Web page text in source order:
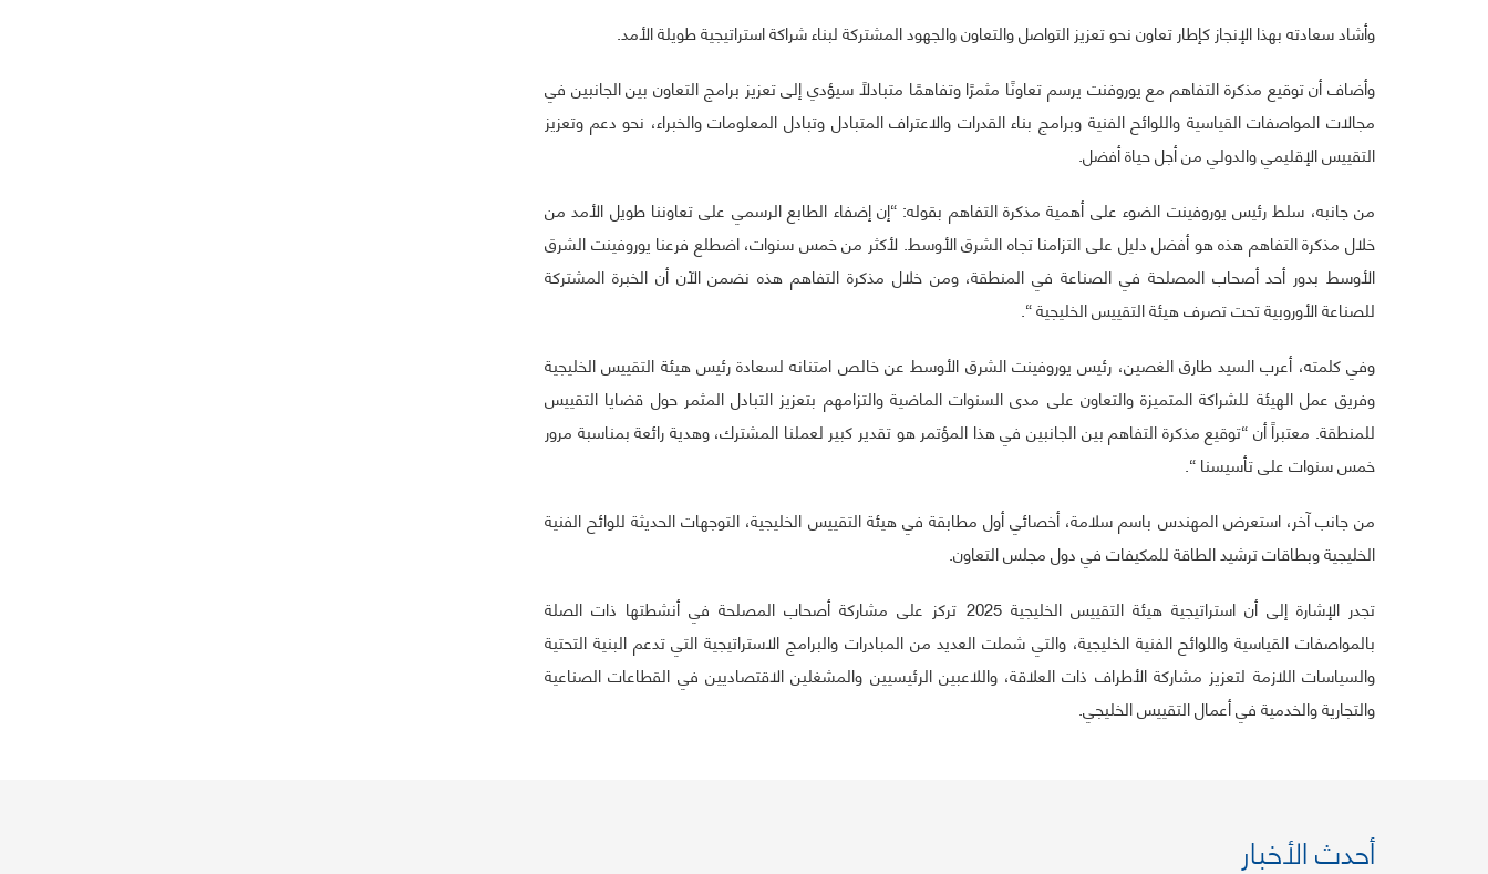
وأشاد سعادته بهذا الإنجاز كإطار تعاون نحو تعزيز التواصل والتعاون والجهود المشتركة لبناء شراكة استراتيجية طويلة الأمد.
وأضاف أن توقيع مذكرة التفاهم مع يوروفنت يرسم تعاونًا مثمرًا وتفاهمًا متبادلًا سيؤدي إلى تعزيز برامج التعاون بين الجانبين في
مجالات المواصفات القياسية واللوائح الفنية وبرامج بناء القدرات والاعتراف المتبادل وتبادل المعلومات والخبراء، نحو دعم وتعزيز
التقييس الإقليمي والدولي من أجل حياة أفضل.
من جانبه، سلط رئيس يوروفينت الضوء على أهمية مذكرة التفاهم بقوله: “إن إضفاء الطابع الرسمي على تعاوننا طويل الأمد من
خلال مذكرة التفاهم هذه هو أفضل دليل على التزامنا تجاه الشرق الأوسط. لأكثر من خمس سنوات، اضطلع فرعنا يوروفينت الشرق
الأوسط بدور أحد أصحاب المصلحة في الصناعة في المنطقة، ومن خلال مذكرة التفاهم هذه نضمن الآن أن الخبرة المشتركة
للصناعة الأوروبية تحت تصرف هيئة التقييس الخليجية “.
وفي كلمته، أعرب السيد طارق الغصين، رئيس يوروفينت الشرق الأوسط عن خالص امتنانه لسعادة رئيس هيئة التقييس الخليجية
وفريق عمل الهيئة للشراكة المتميزة والتعاون على مدى السنوات الماضية والتزامهم بتعزيز التبادل المثمر حول قضايا التقييس
للمنطقة. معتبراً أن “توقيع مذكرة التفاهم بين الجانبين في هذا المؤتمر هو تقدير كبير لعملنا المشترك، وهدية رائعة بمناسبة مرور
خمس سنوات على تأسيسنا “.
من جانب آخر، استعرض المهندس باسم سلامة، أخصائي أول مطابقة في هيئة التقييس الخليجية، التوجهات الحديثة للوائح الفنية
الخليجية وبطاقات ترشيد الطاقة للمكيفات في دول مجلس التعاون.
تجدر الإشارة إلى أن استراتيجية هيئة التقييس الخليجية 2025 تركز على مشاركة أصحاب المصلحة في أنشطتها ذات الصلة
بالمواصفات القياسية واللوائح الفنية الخليجية، والتي شملت العديد من المبادرات والبرامج الاستراتيجية التي تدعم البنية التحتية
والسياسات اللازمة لتعزيز مشاركة الأطراف ذات العلاقة، واللاعبين الرئيسيين والمشغلين الاقتصاديين في القطاعات الصناعية
والتجارية والخدمية في أعمال التقييس الخليجي.
أحدث الأخبار